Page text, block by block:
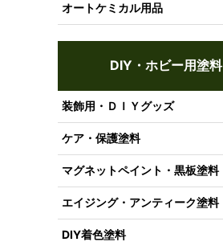
オートケミカル用品
DIY・ホビー用塗料
装飾用・ＤＩＹグッズ
ケア・保護塗料
マグネットペイント・黒板塗料
エイジング・アンティーク塗料
DIY着色塗料